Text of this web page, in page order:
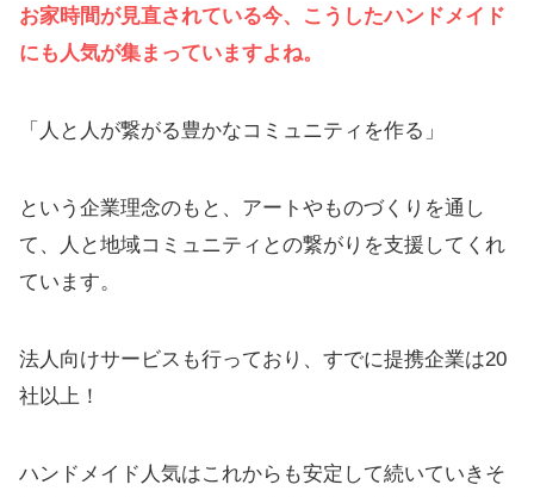
お家時間が見直されている今、こうしたハンドメイド
にも人気が集まっていますよね。
「人と人が繋がる豊かなコミュニティを作る」
という企業理念のもと、アートやものづくりを通し
て、人と地域コミュニティとの繋がりを支援してくれ
ています。
法人向けサービスも行っており、すでに提携企業は20
社以上！
ハンドメイド人気はこれからも安定して続いていきそ